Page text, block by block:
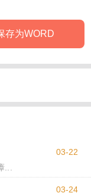
存为WORD
03-22
03-24